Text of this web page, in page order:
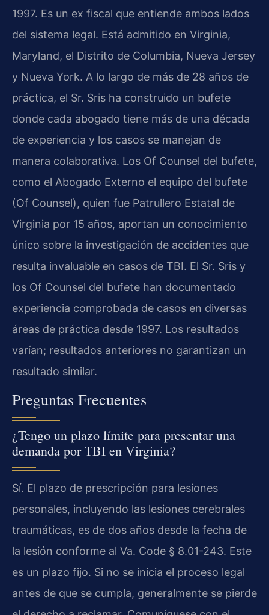
1997. Es un ex fiscal que entiende ambos lados
del sistema legal. Está admitido en Virginia,
Maryland, el Distrito de Columbia, Nueva Jersey
y Nueva York. A lo largo de más de 28 años de
práctica, el Sr. Sris ha construido un bufete
donde cada abogado tiene más de una década
de experiencia y los casos se manejan de
manera colaborativa. Los Of Counsel del bufete,
como el Abogado Externo el equipo del bufete
(Of Counsel), quien fue Patrullero Estatal de
Virginia por 15 años, aportan un conocimiento
único sobre la investigación de accidentes que
resulta invaluable en casos de TBI. El Sr. Sris y
los Of Counsel del bufete han documentado
experiencia comprobada de casos en diversas
áreas de práctica desde 1997. Los resultados
varían; resultados anteriores no garantizan un
resultado similar.
Preguntas Frecuentes
¿Tengo un plazo límite para presentar una
demanda por TBI en Virginia?
Sí. El plazo de prescripción para lesiones
personales, incluyendo las lesiones cerebrales
traumáticas, es de dos años desde la fecha de
la lesión conforme al Va. Code § 8.01-243. Este
es un plazo fijo. Si no se inicia el proceso legal
antes de que se cumpla, generalmente se pierde